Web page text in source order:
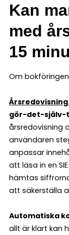
Kan
med
15
Om
Årsredovisning
gör-det-själv-
årsredovisning
användaren
anpassar
att läsa in en
hämtas
att säkerställa
Automatiska
allt är klart kan